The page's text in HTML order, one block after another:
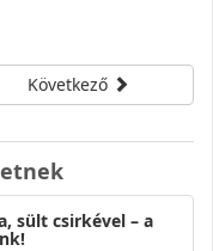
Következő
sült csirkével – a